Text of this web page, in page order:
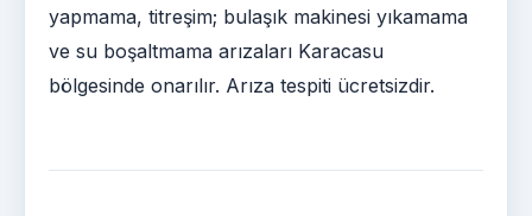
yapmama, titreşim; bulaşık makinesi yıkamama
ve su boşaltmama arızaları Karacasu
bölgesinde onarılır. Arıza tespiti ücretsizdir.